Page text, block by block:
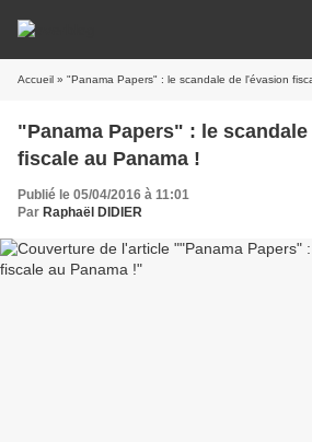
Accueil » "Panama Papers" : le scandale de l'évasion
"Panama Papers" : le
fiscale au Panama !
Publié le 05/04/2016 à 11:01
Par Raphaël DIDIER